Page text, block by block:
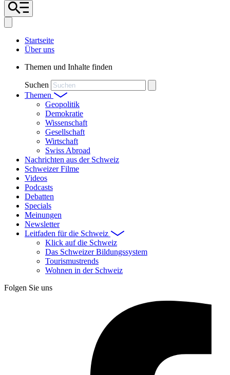
Startseite
Über uns
Themen und Inhalte finden
Suchen
Themen
Geopolitik
Demokratie
Wissenschaft
Gesellschaft
Wirtschaft
Swiss Abroad
Nachrichten aus der Schweiz
Schweizer Filme
Videos
Podcasts
Debatten
Specials
Meinungen
Newsletter
Leitfaden für die Schweiz
Klick auf die Schweiz
Das Schweizer Bildungssystem
Tourismustrends
Wohnen in der Schweiz
Folgen Sie uns